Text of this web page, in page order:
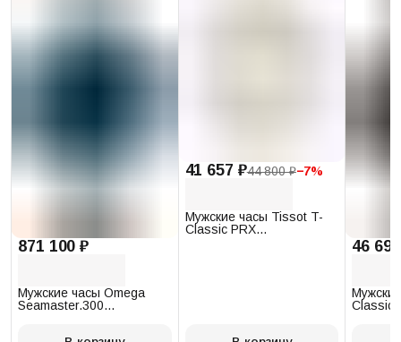
871 100 ₽
Мужские часы Omega
Seamaster.300
41 657 ₽44 800 ₽−7%
Мужские часы Tissot T-
Classic PRX
46
Classic